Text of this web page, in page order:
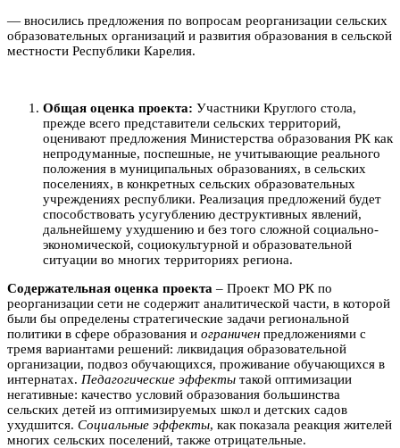
— вносились предложения по вопросам реорганизации сельских
образовательных организаций и развития образования в сельской
местности Республики Карелия.
Общая оценка проекта: Участники Круглого стола,
прежде всего представители сельских территорий,
оценивают предложения Министерства образования РК как
непродуманные, поспешные, не учитывающие реального
положения в муниципальных образованиях, в сельских
поселениях, в конкретных сельских образовательных
учреждениях республики. Реализация предложений будет
способствовать усугублению деструктивных явлений,
дальнейшему ухудшению и без того сложной социально-
экономической, социокультурной и образовательной
ситуации во многих территориях региона.
Содержательная оценка проекта – Проект МО РК по
реорганизации сети не содержит аналитической части, в которой
были бы определены стратегические задачи региональной
политики в сфере образования и ограничен предложениями с
тремя вариантами решений: ликвидация образовательной
организации, подвоз обучающихся, проживание обучающихся в
интернатах. Педагогические эффекты такой оптимизации
негативные: качество условий образования большинства
сельских детей из оптимизируемых школ и детских садов
ухудшится. Социальные эффекты, как показала реакция жителей
многих сельских поселений, также отрицательные.